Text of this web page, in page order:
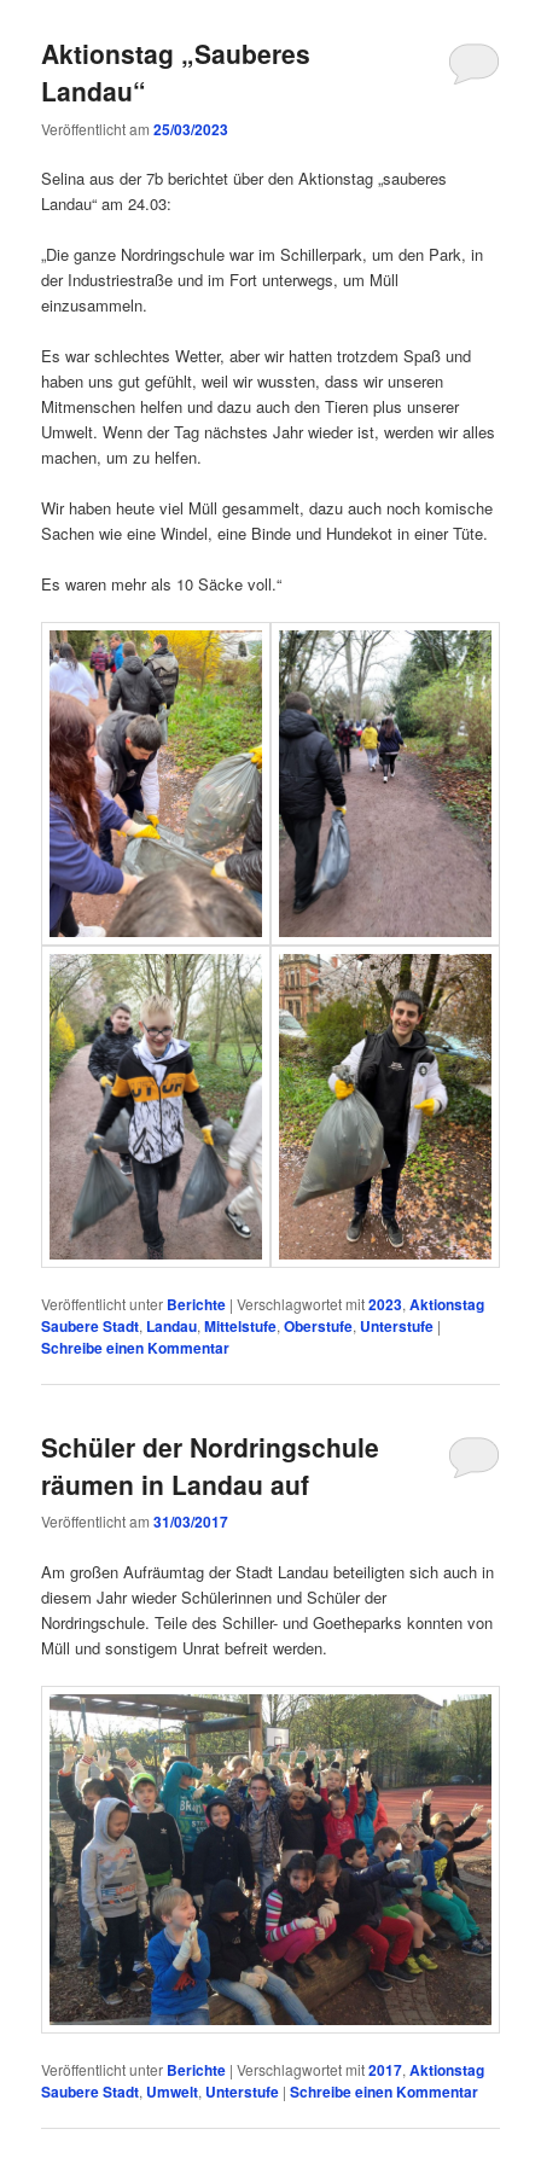
Aktionstag „Sauberes
Landau“
Veröffentlicht am25/03/2023
Selina aus der 7b berichtet über den Aktionstag „sauberes
Landau“ am 24.03:
„Die ganze Nordringschule war im Schillerpark, um den Park, in
der Industriestraße und im Fort unterwegs, um Müll
einzusammeln.
Es war schlechtes Wetter, aber wir hatten trotzdem Spaß und
haben uns gut gefühlt, weil wir wussten, dass wir unseren
Mitmenschen helfen und dazu auch den Tieren plus unserer
Umwelt. Wenn der Tag nächstes Jahr wieder ist, werden wir alles
machen, um zu helfen.
Wir haben heute viel Müll gesammelt, dazu auch noch komische
Sachen wie eine Windel, eine Binde und Hundekot in einer Tüte.
Es waren mehr als 10 Säcke voll.“
Veröffentlicht unter Berichte |Verschlagwortet mit2023,Aktionstag
Saubere Stadt, Landau,Mittelstufe,Oberstufe, Unterstufe |
Schreibe einen Kommentar
Schüler der Nordringschule
räumen in Landau auf
Veröffentlicht am31/03/2017
Am großen Aufräumtag der Stadt Landau beteiligten sich auch in
diesem Jahr wieder Schülerinnen und Schüler der
Nordringschule. Teile des Schiller- und Goetheparks konnten von
Müll und sonstigem Unrat befreit werden.
Veröffentlicht unter Berichte |Verschlagwortet mit2017,Aktionstag
Saubere Stadt, Umwelt, Unterstufe |Schreibe einen Kommentar